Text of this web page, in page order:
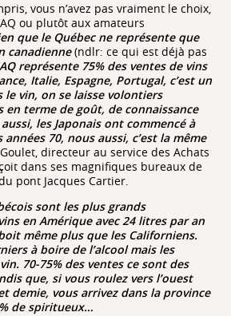
vous n’avez pas vraiment le choix,
ou plutôt aux amateurs
que le Québec ne représente que
canadienne(ndlr: ce qui est déjà pas
représente 75% des ventes de vins
Italie, Espagne, Portugal, c’est un
le vin, on se laisse volontiers
en terme de goût, de connaissance
les Japonais ont commencé à
70, nous aussi, c’est la même
directeur au service des Achats
dans ses magnifiques bureaux de
pont Jacques Cartier.
sont les plus grands
en Amérique avec 24 litres par an
même plus que les Californiens.
à boire de l’alcool mais les
70-75% des ventes ce sont des
que, si vous roulez vers l’ouest
demie, vous arrivez dans la province
de spiritueux…